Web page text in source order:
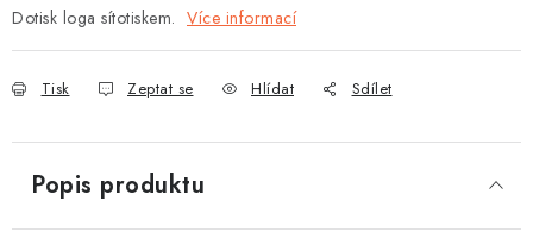
Dotisk loga sítotiskem. Více informací
Tisk Zeptat se Hlídat Sdílet
Popis produktu